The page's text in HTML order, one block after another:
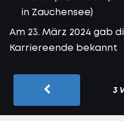
in Zauchensee)
Am 23. März 2024 gab
Karriereende bekannt
3